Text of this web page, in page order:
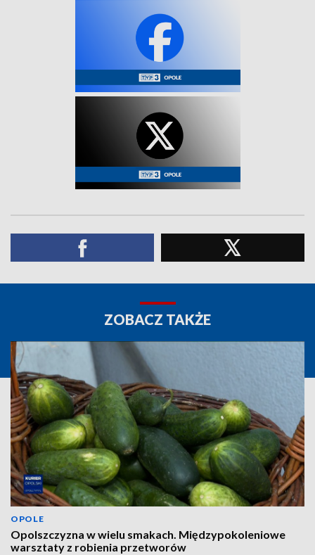
ZOBACZ TAKŻE
OPOLE
Opolszczyzna w wielu smakach. Międzypokoleniowe
warsztaty z robienia przetworów